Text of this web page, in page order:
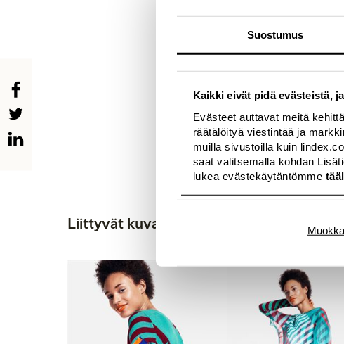
Suostumus
Kaikki eivät pidä evästeistä,
Evästeet auttavat meitä
räätälöityä viestintää ja
muilla sivustoilla kuin
saat valitsemalla kohdan
lukea evästekäytäntömme
Marketing &
Puhelin: 0201 422 400
Liittyvät kuvat